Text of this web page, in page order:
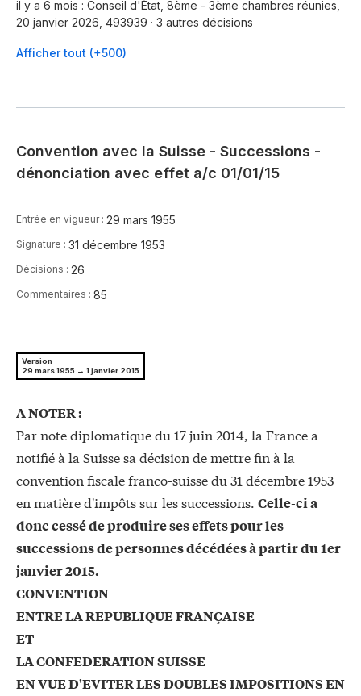
il y a 6 mois : Conseil d'État, 8ème - 3ème chambres réunies,
20 janvier 2026, 493939 · 3 autres décisions
Afficher tout (+500)
Convention avec la Suisse - Successions -
dénonciation avec effet a/c 01/01/15
Entrée en vigueur : 29 mars 1955
Signature : 31 décembre 1953
Décisions : 26
Commentaires : 85
Version
29 mars 1955 → 1 janvier 2015
A NOTER :
Par note diplomatique du 17 juin 2014, la France a
notifié à la Suisse sa décision de mettre fin à la
convention fiscale franco-suisse du 31 décembre 1953
en matière d'impôts sur les successions. Celle-ci a
donc cessé de produire ses effets pour les
successions de personnes décédées à partir du 1er
janvier 2015.
CONVENTION
ENTRE LA REPUBLIQUE FRANÇAISE
ET
LA CONFEDERATION SUISSE
EN VUE D'EVITER LES DOUBLES IMPOSITIONS EN